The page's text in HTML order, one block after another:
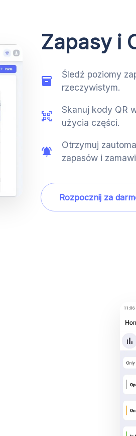
Zapasy i
Śledź poziomy
rzeczywistym.
Skanuj kody QR
użycia części.
Otrzymuj
zapasów i
Rozpocznij za